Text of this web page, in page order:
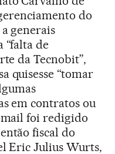
do
generais
“falta de
da Tecnobit”,
quisesse “tomar
em contratos ou
mail foi redigido
fiscal do
Eric Julius Wurts,